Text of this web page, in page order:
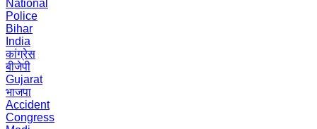
National
Police
Bihar
India
कांग्रेस
बीजेपी
Gujarat
भाजपा
Accident
Congress